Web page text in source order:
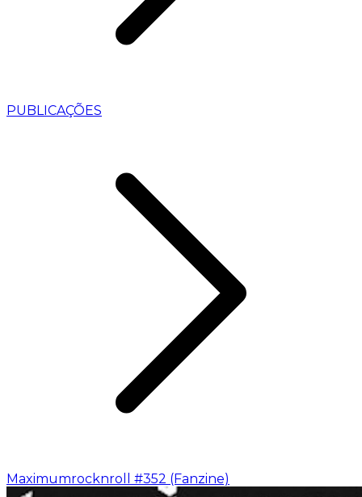
PUBLICAÇÕES
Maximumrocknroll #352 (Fanzine)